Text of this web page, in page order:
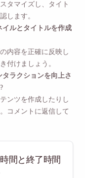
タマイズし、タイト
します。
ルとタイトルを作成
内容を正確に反映し
付けましょう。
ラクションを向上さ
ンツを作成したりし
コメントに返信して
間と終了時間